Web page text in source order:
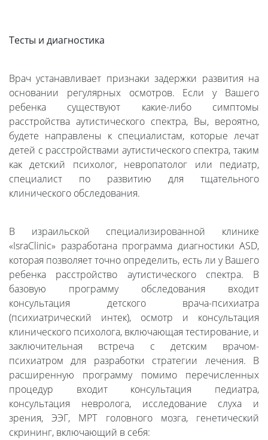
Тесты и диагностика
Врач устанавливает признаки задержки развития на
основании регулярных осмотров. Если у Вашего
ребенка существуют какие-либо симптомы
расстройства аутистического спектра, Вы, вероятно,
будете направлены к специалистам, которые лечат
детей с расстройствами аутистического спектра, таким
как детский психолог, невропатолог или педиатр,
специалист по развитию для тщательного
клинического обследования.
В израильской специализированной клинике
«IsraClinic» разработана программа диагностики ASD,
которая позволяет точно определить, есть ли у Вашего
ребенка расстройство аутистического спектра. В
базовую программу обследования входит
консультация детского врача-психиатра
(психиатрический интек), осмотр и консультация
клинического психолога, включающая тестирование, и
заключительная встреча с детским врачом-
психиатром для разработки стратегии лечения. В
расширенную программу помимо перечисленных
процедур входит консультация педиатра,
консультация невролога, исследование слуха и
зрения, ЭЭГ, МРТ головного мозга, генетический
скрининг, включающий в себя: